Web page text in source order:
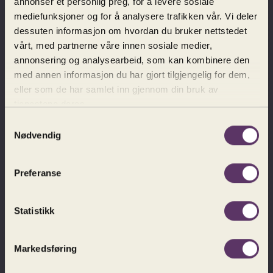
mediefunksjoner og for å analysere trafikken vår. Vi deler
dessuten informasjon om hvordan du bruker nettstedet
vårt, med partnerne våre innen sosiale medier,
annonsering og analysearbeid, som kan kombinere den
med annen informasjon du har gjort tilgjengelig for dem,
eller som de har samlet inn gjennom din bruk av
Nødvendig
Preferanse
Statistikk
Markedsføring
Jeg forsøker å logge inn underveis i
billettkjøpet, men det går ikke. Hvorfor det?
Jeg måtte avbestille billetten min, og nå er
medlemskoden brukt på filmen jeg vil se. Hva
rabattordninger?
Jeg har byttet e-postadresse eller fått nytt